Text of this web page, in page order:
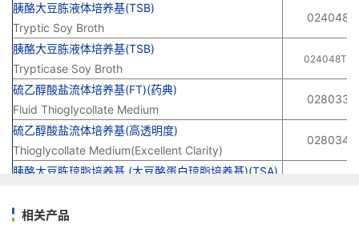
胰酪大豆胨液体培养基(TSB)
Tryptic Soy Broth
024048
胰酪大豆胨液体培养基(TSB)
Trypticase Soy Broth
024048T1
硫乙醇酸盐流体培养基(FT)(药典)
Fluid Thioglycollate Medium
028033
硫乙醇酸盐流体培养基(高透明度)
Thioglycollate Medium(Excellent Clarity)
028034
胰酪大豆胨琼脂培养基 (大豆酪蛋白琼脂培养基)(TSA)
R2A琼脂培养基
相关产品